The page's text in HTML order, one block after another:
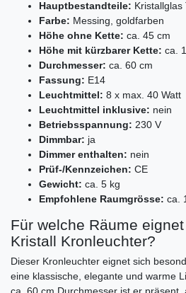
Hauptbestandteile: Kristallglas
Farbe: Messing, goldfarben
Höhe ohne Kette: ca. 45 cm
Höhe mit kürzbarer Kette: ca.
Durchmesser: ca. 60 cm
Fassung: E14
Leuchtmittel: 8 x max. 40 Watt
Leuchtmittel inklusive: nein
Betriebsspannung: 230 V
Dimmbar: ja
Dimmer enthalten: nein
Prüf-/Kennzeichen: CE
Gewicht: ca. 5 kg
Empfohlene Raumgrösse: ca.
Für welche Räume
Kristall Kronleuchter?
Dieser Kronleuchter eignet sich
eine klassische, elegante und warme
ca. 60 cm Durchmesser ist er präsent,